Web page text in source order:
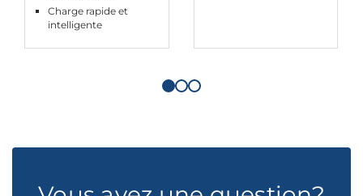
Charge rapide et
intelligente